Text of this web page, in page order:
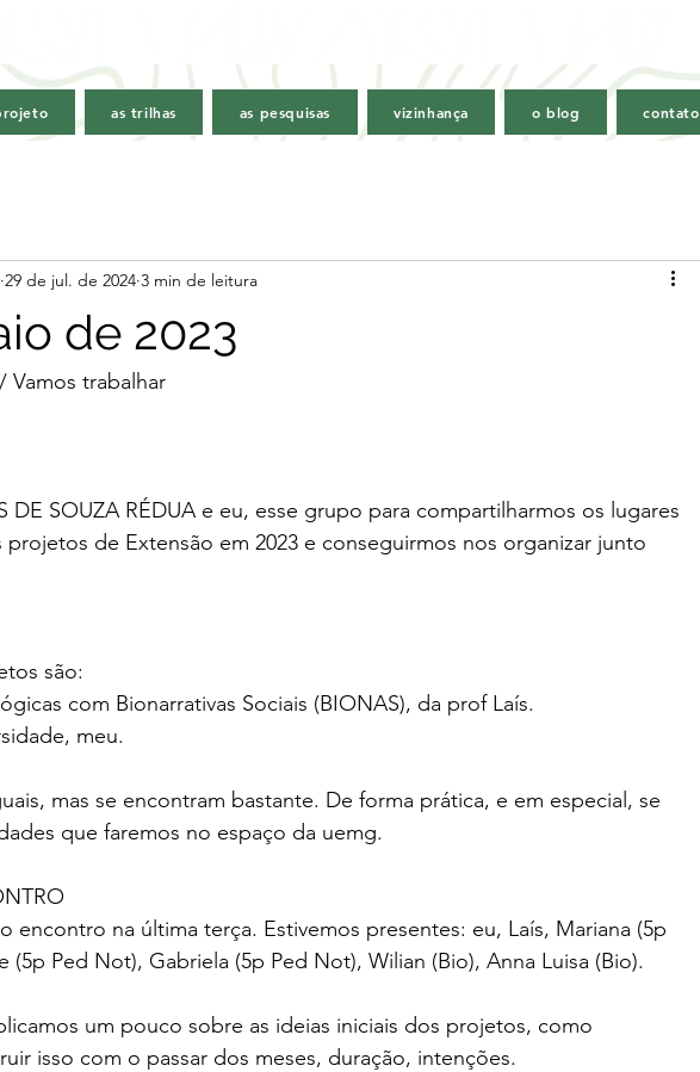
as trilhas as pesquisas vizinhança o blog contato
de 2023
29 de jul. de 2024 3 min de leitura
Vamos trabalhar
DE SOUZA RÉDUA e eu, esse grupo para compartilharmos os lugares
projetos de Extensão em 2023 e conseguirmos nos organizar junto
são:
com Bionarrativas Sociais (BIONAS), da prof Laís.
meu.
mas se encontram bastante. De forma prática, e em especial, se
que faremos no espaço da uemg.
encontro na última terça. Estivemos presentes: eu, Laís, Mariana (5p
(5p Ped Not), Gabriela (5p Ped Not), Wilian (Bio), Anna Luisa (Bio).
um pouco sobre as ideias iniciais dos projetos, como
isso com o passar dos meses, duração, intenções.